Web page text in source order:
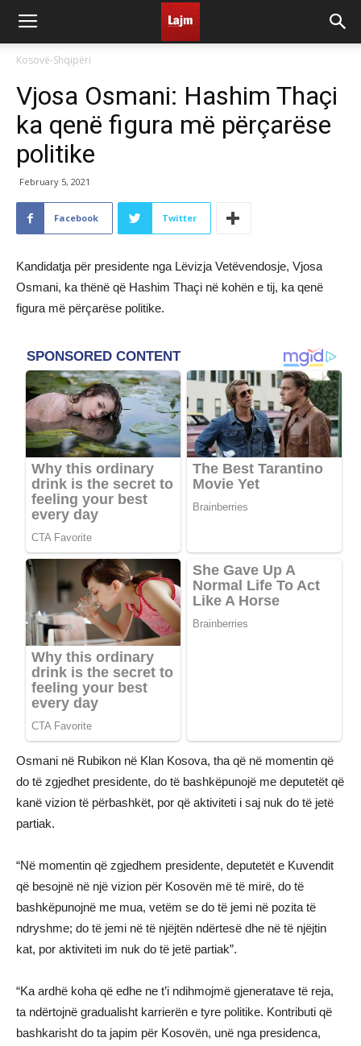
Kosovë-Shqipëri
Vjosa Osmani: Hashim Thaçi
ka qenë figura më përçarëse
politike
February 5, 2021
Facebook Twitter
Kandidatja për presidente nga Lëvizja Vetëvendosje, Vjosa
Osmani, ka thënë që Hashim Thaçi në kohën e tij, ka qenë
figura më përçarëse politike.
Osmani në Rubikon në Klan Kosova, tha që në momentin që
do të zgjedhet presidente, do të bashkëpunojë me deputetët që
kanë vizion të përbashkët, por që aktiviteti i saj nuk do të jetë
partiak.
“Në momentin që zgjedhem presidente, deputetët e Kuvendit
që besojnë në një vizion për Kosovën më të mirë, do të
bashkëpunojnë me mua, vetëm se do të jemi në pozita të
ndryshme; do të jemi në të njëjtën ndërtesë dhe në të njëjtin
kat, por aktiviteti im nuk do të jetë partiak”.
“Ka ardhë koha që edhe ne t’i ndihmojmë gjeneratave të reja,
ta ndërtojnë gradualisht karrierën e tyre politike. Kontributi që
bashkarisht do ta japim për Kosovën, unë nga presidenca,